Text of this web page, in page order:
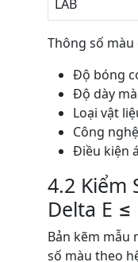
LAB
Thông số
Độ bóng
Độ dày
Loại vật
Công
Điều kiện
4.2 Kiểm
Delta E ≤
Bản kẽm mẫu
số màu theo